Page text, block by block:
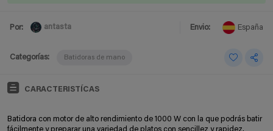
Por: antasta Envio: España
Categorías: Batidoras de mano
CARACTERISTÍCAS
Batidora con motor de alto rendimiento de 1000 W con la que podrás batir
fácilmente y preparar una variedad de platos con sencillez y rapidez.